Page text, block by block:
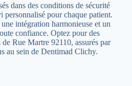
dans des conditions de sécurité
personnalisé pour chaque patient.
intégration harmonieuse et un
confiance. Optez pour des
Rue Martre 92110, assurés par
au sein de Dentimad Clichy.